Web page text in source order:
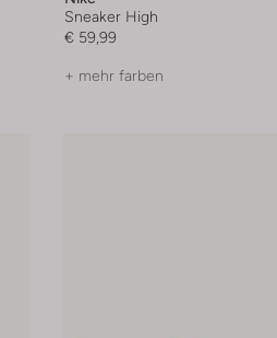
Sneaker High
€ 59,99
+ mehr farben